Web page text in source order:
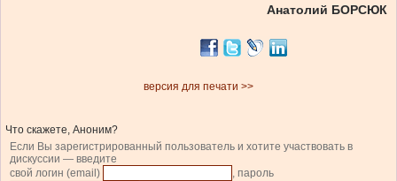
Анатолий БОРСЮК
версия для печати >>
Что скажете, Аноним?
Если Вы зарегистрированный пользователь и хотите участвовать в
дискуссии — введите
свой логин (email)
, пароль